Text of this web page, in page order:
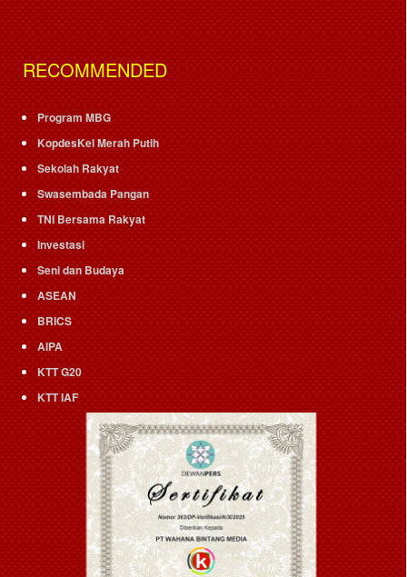
RECOMMENDED
Program MBG
KopdesKel Merah Putih
Sekolah Rakyat
Swasembada Pangan
TNI Bersama Rakyat
Investasi
Seni dan Budaya
ASEAN
BRICS
AIPA
KTT G20
KTT IAF